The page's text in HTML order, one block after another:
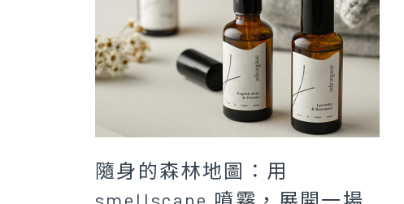
隨身的森林地圖：用